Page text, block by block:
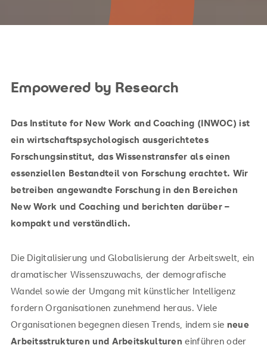
Empowered by Research
Das Institute for New Work and Coaching (INWOC) ist
ein wirtschaftspsychologisch ausgerichtetes
Forschungsinstitut, das Wissenstransfer als einen
essenziellen Bestandteil von Forschung erachtet. Wir
betreiben angewandte Forschung in den Bereichen
New Work und Coaching und berichten darüber –
kompakt und verständlich.
Die Digitalisierung und Globalisierung der Arbeitswelt, ein
dramatischer Wissenszuwachs, der demografische
Wandel sowie der Umgang mit künstlicher Intelligenz
fordern Organisationen zunehmend heraus. Viele
Organisationen begegnen diesen Trends, indem sie neue
Arbeitsstrukturen und Arbeitskulturen einführen oder